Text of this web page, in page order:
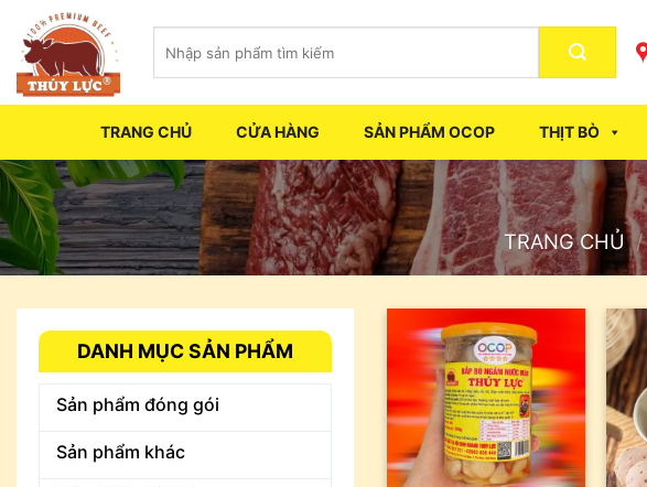
content
kiếm:
TRANG CHỦ CỬA HÀNG SẢN PHẨM OCOP THỊT BÒ
TRANG CHỦ /
DANH MỤC SẢN PHẨM
Sản phẩm đóng gói
Sản phẩm khác